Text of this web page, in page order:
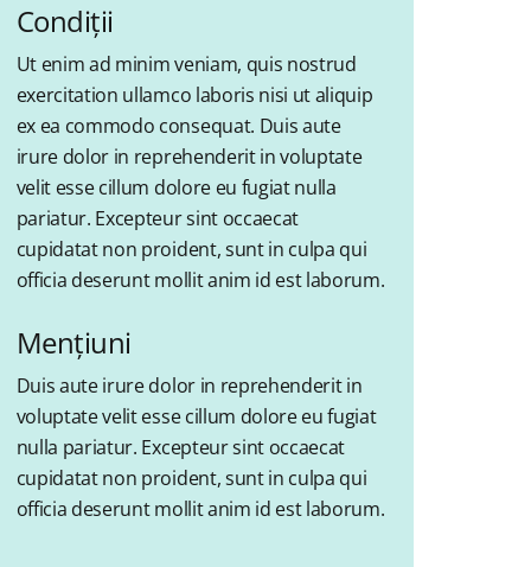
Condiții
Ut enim ad minim veniam, quis nostrud
exercitation ullamco laboris nisi ut aliquip
ex ea commodo consequat. Duis aute
irure dolor in reprehenderit in voluptate
velit esse cillum dolore eu fugiat nulla
pariatur. Excepteur sint occaecat
cupidatat non proident, sunt in culpa qui
officia deserunt mollit anim id est laborum.
Mențiuni
Duis aute irure dolor in reprehenderit in
voluptate velit esse cillum dolore eu fugiat
nulla pariatur. Excepteur sint occaecat
cupidatat non proident, sunt in culpa qui
officia deserunt mollit anim id est laborum.